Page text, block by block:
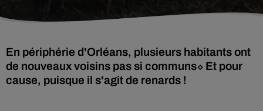
En périphérie d'Orléans, plusieurs habitants ont
de nouveaux voisins pas si communs⬦ Et pour
cause, puisque il s'agit de renards !